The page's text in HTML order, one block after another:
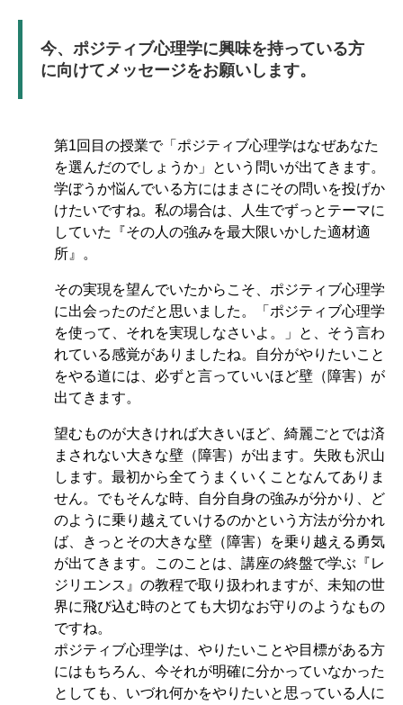
今、ポジティブ心理学に興味を持っている方
に向けてメッセージをお願いします。
第1回目の授業で「ポジティブ心理学はなぜあなた
を選んだのでしょうか」という問いが出てきます。
学ぼうか悩んでいる方にはまさにその問いを投げか
けたいですね。私の場合は、人生でずっとテーマに
していた『その人の強みを最大限いかした適材適
所』。
その実現を望んでいたからこそ、ポジティブ心理学
に出会ったのだと思いました。「ポジティブ心理学
を使って、それを実現しなさいよ。」と、そう言わ
れている感覚がありましたね。自分がやりたいこと
をやる道には、必ずと言っていいほど壁（障害）が
出てきます。
望むものが大きければ大きいほど、綺麗ごとでは済
まされない大きな壁（障害）が出ます。失敗も沢山
します。最初から全てうまくいくことなんてありま
せん。でもそんな時、自分自身の強みが分かり、ど
のように乗り越えていけるのかという方法が分かれ
ば、きっとその大きな壁（障害）を乗り越える勇気
が出てきます。このことは、講座の終盤で学ぶ『レ
ジリエンス』の教程で取り扱われますが、未知の世
界に飛び込む時のとても大切なお守りのようなもの
ですね。
ポジティブ心理学は、やりたいことや目標がある方
にはもちろん、今それが明確に分かっていなかった
としても、いづれ何かをやりたいと思っている人に